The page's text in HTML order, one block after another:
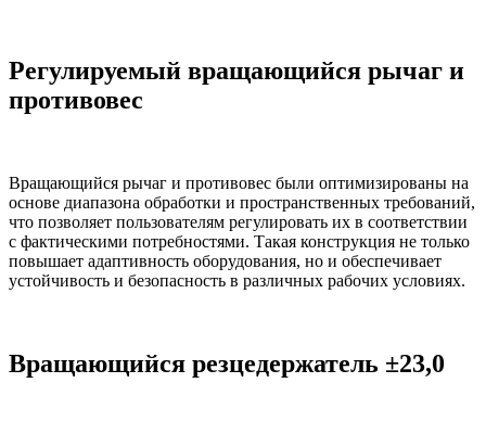
Регулируемый вращающийся рычаг и
противовес
Вращающийся рычаг и противовес были оптимизированы на
основе диапазона обработки и пространственных требований,
что позволяет пользователям регулировать их в соответствии
с фактическими потребностями. Такая конструкция не только
повышает адаптивность оборудования, но и обеспечивает
устойчивость и безопасность в различных рабочих условиях.
Вращающийся резцедержатель ±23,0